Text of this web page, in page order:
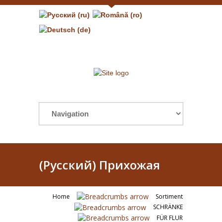
(Русский) Прихожая
Home
Sortiment
SCHRÄNKE
FÜR FLUR